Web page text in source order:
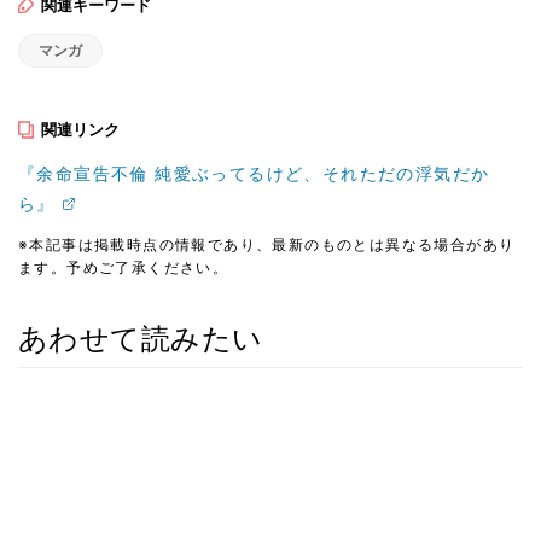
関連キーワード
マンガ
関連リンク
『余命宣告不倫 純愛ぶってるけど、それただの浮気だか
ら』
※本記事は掲載時点の情報であり、最新のものとは異なる場合があり
ます。予めご了承ください。
あわせて読みたい